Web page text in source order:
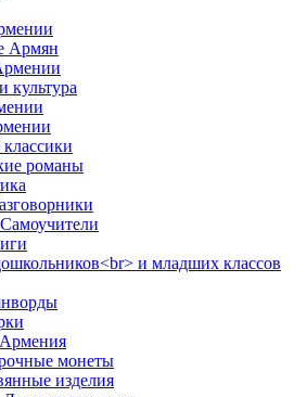
Армян
культура
романы
и младших классов
монеты
изделия